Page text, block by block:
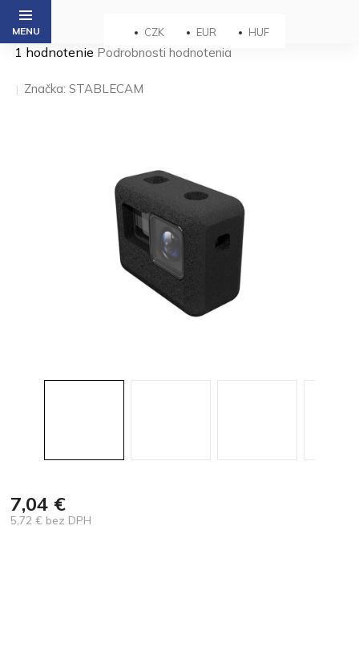
Prejsť
obsah
CZK EUR HUF
Priemerné
produktu
je
1 hodnotenie Podrobnosti hodnotenia
Značka: STABLECAM
7,04 €
5,72 € bez DPH